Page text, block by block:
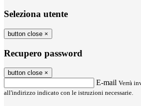
Seleziona utente
button close ×
Recupero password
button close ×
E-mail Verrà
all'indirizzo indicato con le istruzioni necessarie.